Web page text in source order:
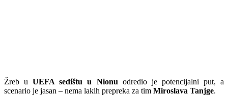
Žreb uUEFA sedištu u Nionu odredio je potencijalni put, a
scenario je jasan – nema lakih prepreka za tim Miroslava Tanjge.